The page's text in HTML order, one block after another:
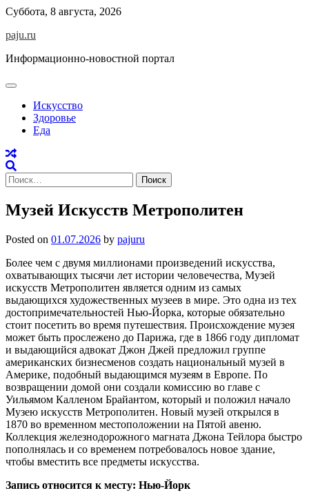
Skip
content
Суббота, 8 августа, 2026
paju.ru
Информационно-новостной портал
Искусство
Здоровье
Еда
Найти:
Музей Искусств Метрополитен
Posted on 01.07.2026 by pajuru
Более чем с двумя миллионами произведений искусства,
охватывающих тысячи лет истории человечества, Музей
искусств Метрополитен является одним из самых
выдающихся художественных музеев в мире. Это одна из тех
достопримечательностей Нью-Йорка, которые обязательно
стоит посетить во время путешествия. Происхождение музея
может быть прослежено до Парижа, где в 1866 году дипломат
и выдающийся адвокат Джон Джей предложил группе
американских бизнесменов создать национальный музей в
Америке, подобный выдающимся музеям в Европе. По
возвращении домой они создали комиссию во главе с
Уильямом Калленом Брайантом, который и положил начало
Музею искусств Метрополитен. Новый музей открылся в
1870 во временном местоположении на Пятой авеню.
Коллекция железнодорожного магната Джона Тейлора быстро
пополнялась и со временем потребовалось новое здание,
чтобы вместить все предметы искусства.
Запись относится к месту: Нью-Йорк